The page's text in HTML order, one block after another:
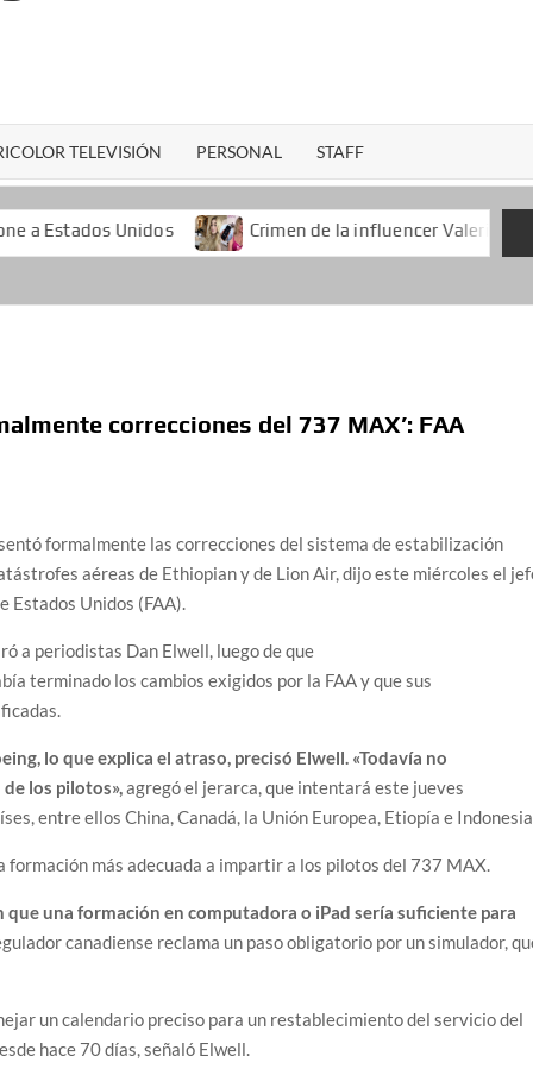
TELEVISIÓN PERSONAL STAFF
Crimen de la influencer Valeria Márquez
correcciones del 737 MAX’: FAA
formalmente las correcciones del sistema de estabilización
aéreas de Ethiopian y de Lion Air, dijo este miércoles el
Estados Unidos (FAA).
a periodistas Dan Elwell, luego de que
terminado los cambios exigidos por la FAA y que sus
lo que explica el atraso, precisó Elwell. «Todavía no
los pilotos»,agregó el jerarca, que intentará este jueves
entre ellos China, Canadá, la Unión Europea, Etiopía e
formación más adecuada a impartir a los pilotos del 737 MAX.
una formación en computadora o iPad sería suficiente para
canadiense reclama un paso obligatorio por un simulador,
un calendario preciso para un restablecimiento del servicio del
hace 70 días, señaló Elwell.